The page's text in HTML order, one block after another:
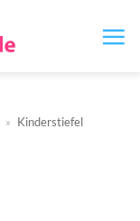
» Kinderstiefel